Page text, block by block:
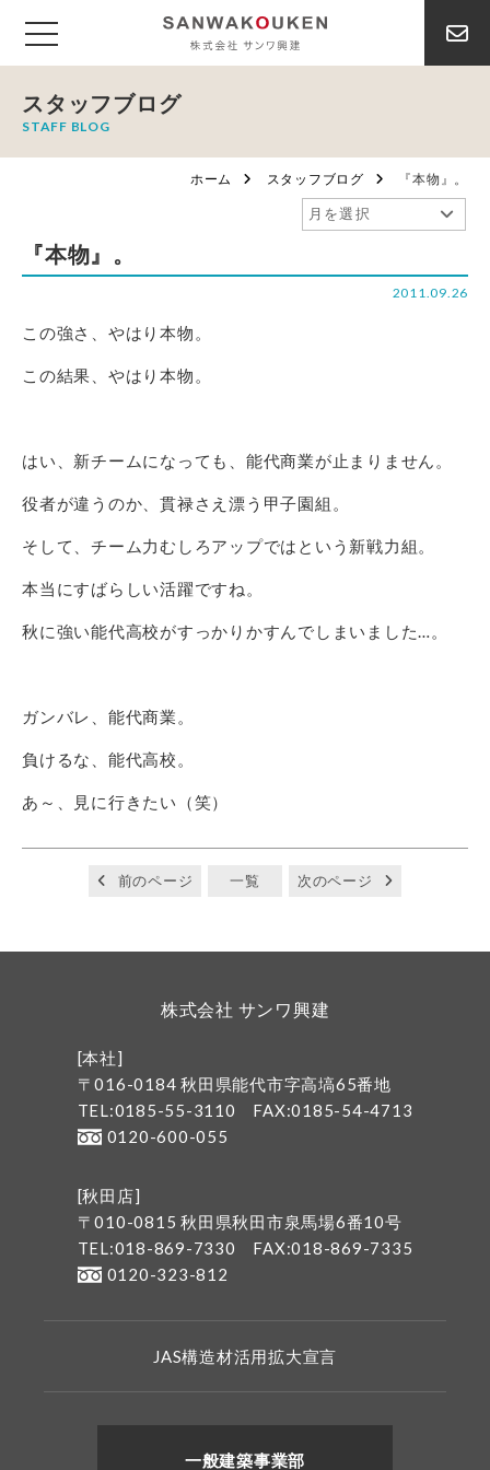
スタッフブログ
STAFF BLOG
ホーム スタッフブログ 『本物』。
『本物』。
2011.09.26
この強さ、やはり本物。
この結果、やはり本物。
はい、新チームになっても、能代商業が止まりません。
役者が違うのか、貫禄さえ漂う甲子園組。
そして、チーム力むしろアップではという新戦力組。
本当にすばらしい活躍ですね。
秋に強い能代高校がすっかりかすんでしまいました…。
ガンバレ、能代商業。
負けるな、能代高校。
あ～、見に行きたい（笑）
前のページ 一覧 次のページ
株式会社 サンワ興建
[本社]
〒016-0184 秋田県能代市字高塙65番地
TEL:0185-55-3110
FAX:0185-54-4713
0120-600-055
[秋田店]
〒010-0815 秋田県秋田市泉馬場6番10号
TEL:018-869-7330
FAX:018-869-7335
0120-323-812
JAS構造材活用拡大宣言
一般建築事業部